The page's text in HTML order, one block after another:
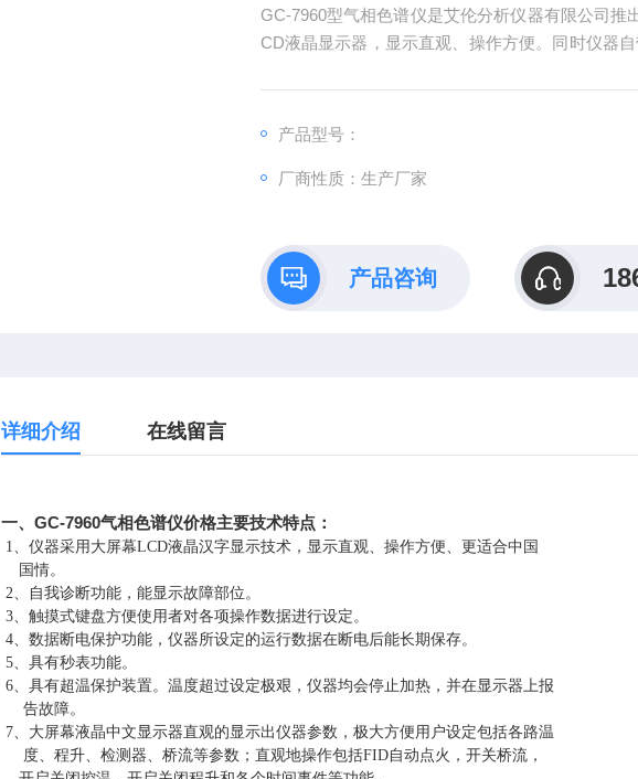
GC-7960型气相色谱仪是艾伦分析仪器有限公司
CD液晶显示器，显示直观、操作方便。同时仪器
产品型号：
厂商性质：生产厂家
产品咨询
详细介绍 在线留言
一、GC-7960气相色谱仪价格主要技术特点：
1、仪器采用大屏幕LCD液晶汉字显示技术，显示直观、操作方便、更适合中国
国情。
2、
自我诊断功能，能显示故障部位。
3、触摸式键盘方便使用者对各项操作数据进行设定。
4、数据断电保护功能，仪器所设定的运行数据在断电后能长期保存。
5、具有秒表功能。
6、具有超温保护装置。温度超过设定极艰，仪器均会停止加热，并在显示器上报
告故障。
7、 大屏幕液晶中文显示器直观的显示出仪器参数 ，极大方便用户设定包括各路温
度、程升、检测器、桥流等参数；直观地操作包括FID自动点火，开关桥流，